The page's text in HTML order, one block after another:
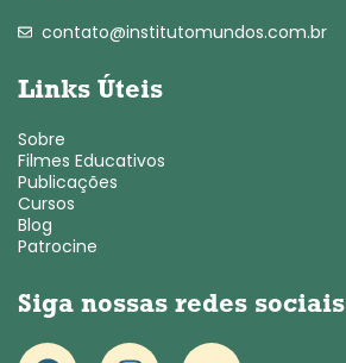
contato@institutomundos.com.br
Links Úteis
Sobre
Filmes Educativos
Publicações
Cursos
Blog
Patrocine
Siga nossas redes sociais